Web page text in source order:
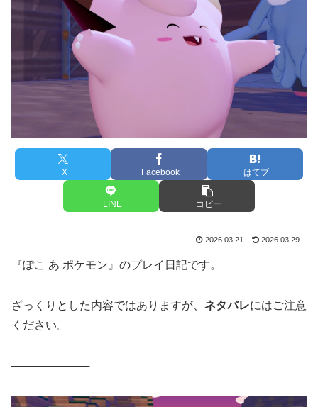
X Facebook はてブ
LINE コピー
2026.03.21 2026.03.29
『ぽこ あ ポケモン』のプレイ日記です。
ざっくりとした内容ではありますが、 ネタバレにはご注意
ください。
──────────